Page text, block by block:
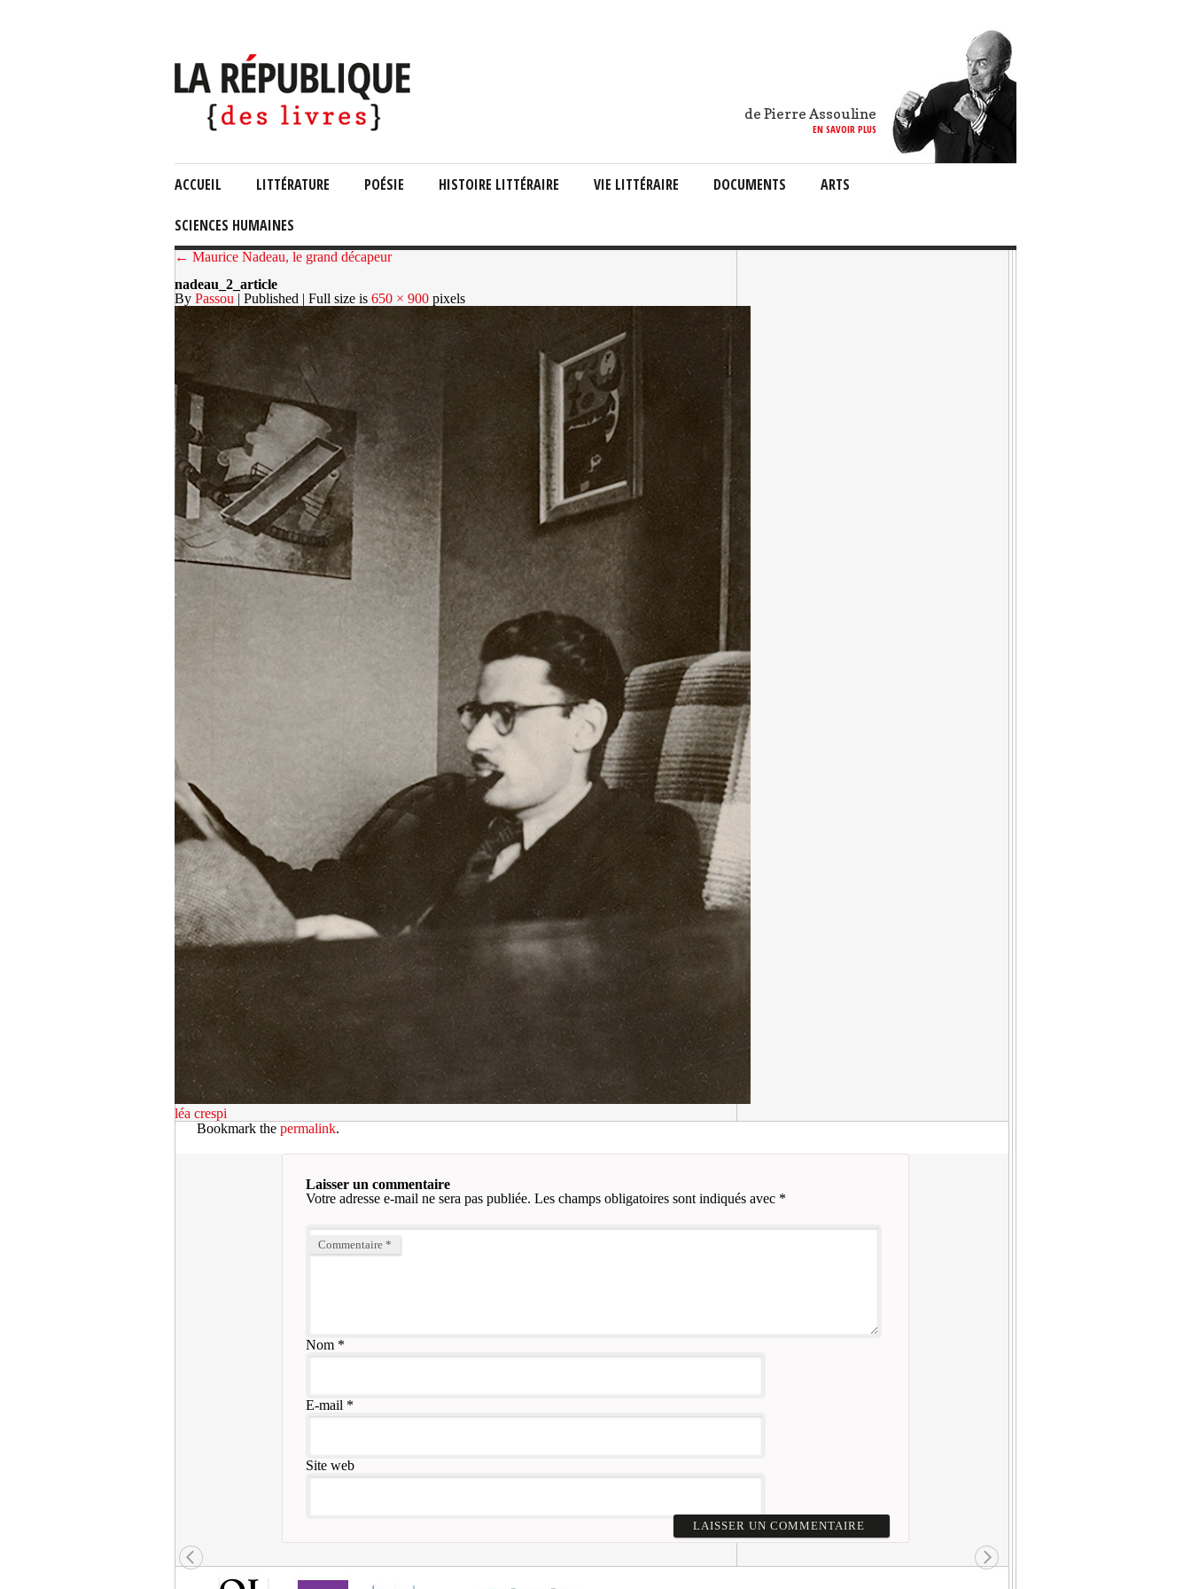
de Pierre Assouline
EN SAVOIR PLUS
ACCUEIL LITTÉRATURE POÉSIE HISTOIRE LITTÉRAIRE VIE LITTÉRAIRE DOCUMENTS ARTS
SCIENCES HUMAINES
← Maurice Nadeau, le grand décapeur
nadeau_2_article
By Passou | Published | Full size is 650 × 900 pixels
léa crespi
Bookmark the permalink.
Laisser un commentaire
Votre adresse e-mail ne sera pas publiée. Les champs obligatoires sont indiqués avec *
Commentaire *
Nom*
E-mail *
Site web